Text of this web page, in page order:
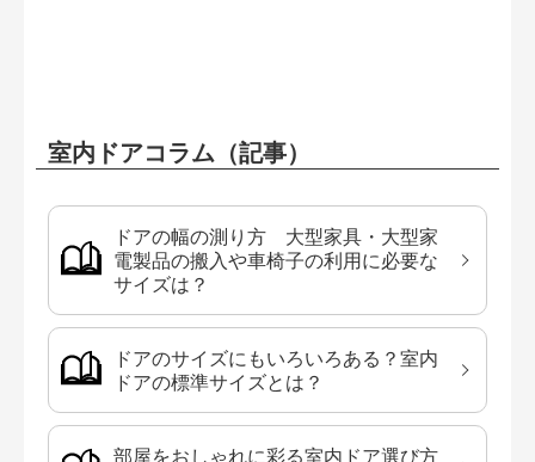
室内ドアコラム（記事）
ドアの幅の測り方 大型家具・大型家
電製品の搬入や車椅子の利用に必要な
サイズは？
ドアのサイズにもいろいろある？室内
ドアの標準サイズとは？
部屋をおしゃれに彩る室内ドア選び方